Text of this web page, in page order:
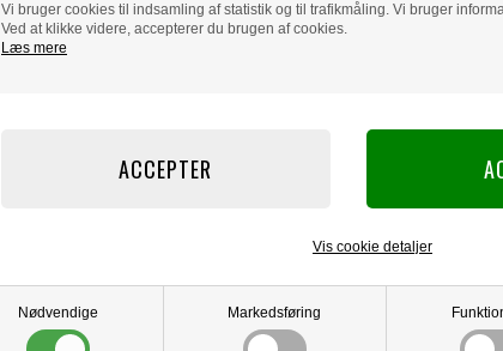
Vi bruger cookies til indsamling af statistik og til trafikmåling. Vi bruger
Ved at klikke videre, accepterer du brugen af cookies.
Læs mere
Nødvendige Markedsføring
Vis cookie detaljer